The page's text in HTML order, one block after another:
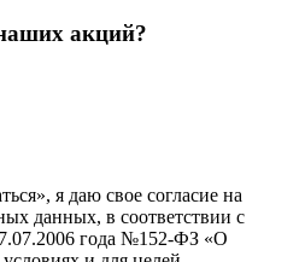
акций?
я даю свое согласие на
данных, в соответствии с
года №152-ФЗ «О